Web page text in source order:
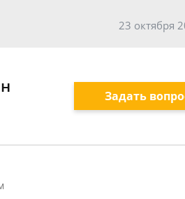
23 октября
Задать